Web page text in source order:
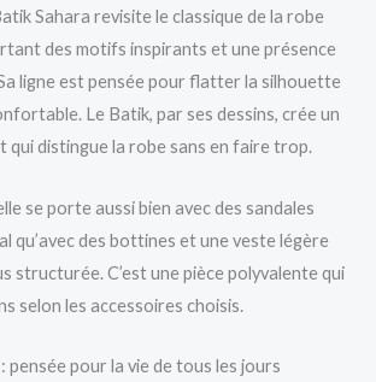
Sahara revisite le classique de la robe
des motifs inspirants et une présence
ligne est pensée pour flatter la silhouette
Le Batik, par ses dessins, crée un
qui distingue la robe sans en faire trop.
se porte aussi bien avec des sandales
qu’avec des bottines et une veste légère
structurée. C’est une pièce polyvalente qui
selon les accessoires choisis.
pour la vie de tous les jours